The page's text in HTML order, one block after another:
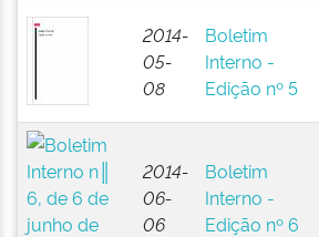
2014-
05-
08
Boletim
Interno -
Edição nº 5
2014-
06-
06
Boletim
Interno -
Edição nº 6